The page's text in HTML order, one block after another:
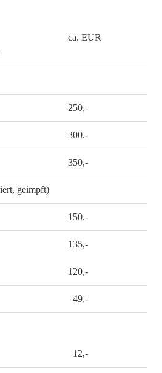
ca. EUR
250,-
300,-
350,-
geimpft)
150,-
135,-
120,-
49,-
12,-